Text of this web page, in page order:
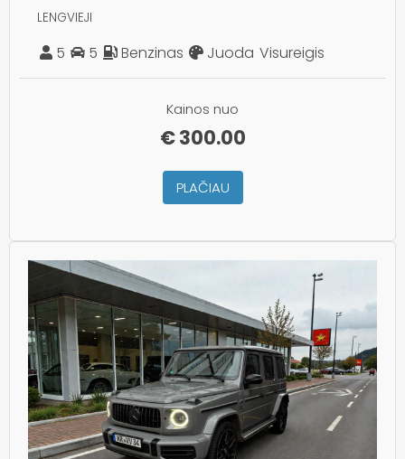
LENGVIEJI
5 5 Benzinas Juoda Visureigis
Kainos nuo
€300.00
PLAČIAU